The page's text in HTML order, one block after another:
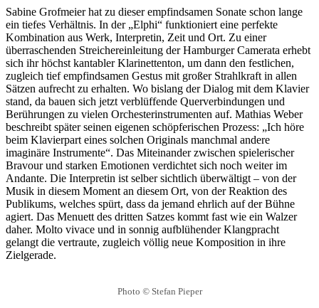
Sabine Grofmeier hat zu dieser empfindsamen Sonate schon lange
ein tiefes Verhältnis. In der „Elphi“ funktioniert eine perfekte
Kombination aus Werk, Interpretin, Zeit und Ort. Zu einer
überraschenden Streichereinleitung der Hamburger Camerata erhebt
sich ihr höchst kantabler Klarinettenton, um dann den festlichen,
zugleich tief empfindsamen Gestus mit großer Strahlkraft in allen
Sätzen aufrecht zu erhalten. Wo bislang der Dialog mit dem Klavier
stand, da bauen sich jetzt verblüffende Querverbindungen und
Berührungen zu vielen Orchesterinstrumenten auf. Mathias Weber
beschreibt später seinen eigenen schöpferischen Prozess: „Ich höre
beim Klavierpart eines solchen Originals manchmal andere
imaginäre Instrumente“. Das Miteinander zwischen spielerischer
Bravour und starken Emotionen verdichtet sich noch weiter im
Andante. Die Interpretin ist selber sichtlich überwältigt – von der
Musik in diesem Moment an diesem Ort, von der Reaktion des
Publikums, welches spürt, dass da jemand ehrlich auf der Bühne
agiert. Das Menuett des dritten Satzes kommt fast wie ein Walzer
daher. Molto vivace und in sonnig aufblühender Klangpracht
gelangt die vertraute, zugleich völlig neue Komposition in ihre
Zielgerade.
Photo ©Stefan Pieper